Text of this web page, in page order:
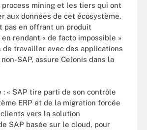
mining et les tiers qui ont
aux données de cet écosystème.
pas en offrant un produit
rendant « de facto impossible »
travailler avec des applications
SAP, assure Celonis dans la
: « SAP tire parti de son contrôle
ERP et de la migration forcée
vers la solution
SAP basée sur le cloud, pour